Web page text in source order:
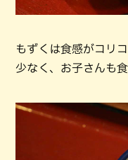
もずくは食感がコリ
少なく、お子さんも